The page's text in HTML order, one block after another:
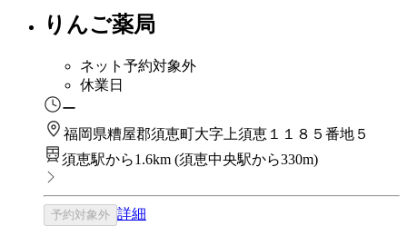
りんご薬局
ネット予約対象外
休業日
ー
福岡県糟屋郡須恵町大字上須恵１１８５番地５
須恵駅から1.6km (須恵中央駅から330m)
予約対象外 詳細